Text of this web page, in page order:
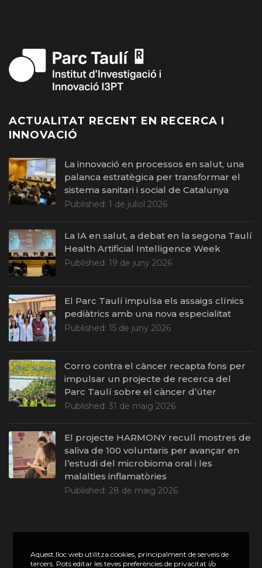
ACTUALITAT RECENT EN RECERCA I
INNOVACIÓ
La innovació en processos en salut, una
palanca estratègica per transformar el
sistema sanitari i social de Catalunya
Published: 1 de juliol 2026
La IA en salut, a debat en la segona Taulí
Health Artificial Intelligence Week
Published: 19 de juny 2026
El Parc Taulí impulsa els assaigs clínics
pediàtrics amb una nova especialitat
Published: 15 de juny 2026
Corro contra el càncer recapta fons per
impulsar un projecte de recerca del
Parc Taulí sobre el càncer d’úter
Published: 31 de maig 2026
El projecte HARMONY recull mostres de
saliva de 100 voluntaris per avançar en
l’estudi del microbioma oral i les
malalties inflamatòries
Published: 28 de maig 2026
Aquest lloc web utilitza cookies, principalment de serveis de
tercers. Pots editar les teves preferències de privacitat i/o